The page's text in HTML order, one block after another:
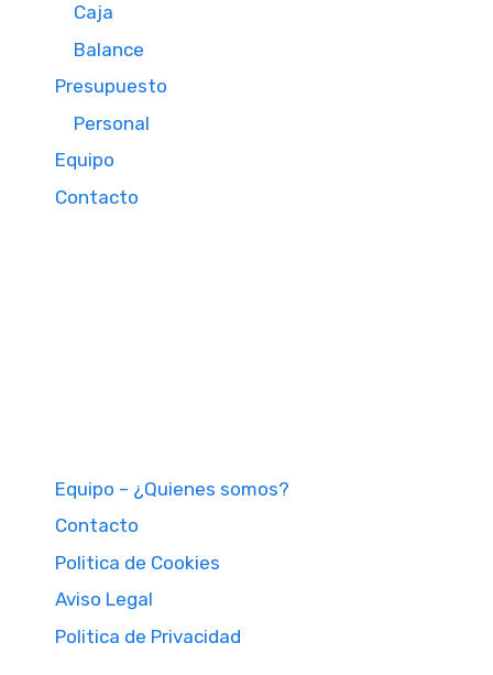
Caja
Balance
Presupuesto
Personal
Equipo
Contacto
Equipo – ¿Quienes somos?
Contacto
Politica de Cookies
Aviso Legal
Politica de Privacidad